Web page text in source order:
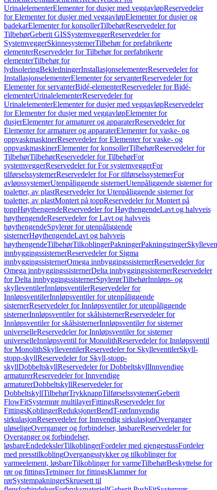
UrinalelementerElementer for dusjer med veggavløpReservedeler
for Elementer for dusjer med veggavløpElementer for dusjer og
badekarElementer for konsollerTilbehørReservedeler for
TilbehørGeberit GISSystemveggerReservedeler for
SystemveggerSkinnesystemerTilbehør for prefabrikerte
elementerReservedeler for Tilbehør for prefabrikerte
elementerTilbehør for
lydisoleringBekledningerInstallasjonselementerReservedeler for
InstallasjonselementerElementer for servanterReservedeler for
Elementer for servanterBidé-elementerReservedeler for Bidé-
elementerUrinalelementerReservedeler for
UrinalelementerElementer for dusjer med veggavløpReservedeler
for Elementer for dusjer med veggavløpElementer for
dusjerElementer for armaturer og apparaterReservedeler for
Elementer for armaturer og apparaterElementer for vaske- og
oppvaskmaskinerReservedeler for Elementer for vaske- og
oppvaskmaskinerElementer for konsollerTilbehørReservedeler for
TilbehørTilbehørReservedeler for TilbehørFor
systemveggerReservedeler for For systemveggerFor
tilførselssystemerReservedeler for For tilførselssystemerFor
avløpssystemerUtenpåliggende sisternerUtenpåliggende sisterner for
toaletter, av plastReservedeler for Utenpåliggende sisterner for
toaletter, av plastMontert på toppReservedeler for Montert på
toppHøythengendeReservedeler for HøythengendeLavt og halvveis
høythengendeReservedeler for Lavt og halvveis
høythengendeSpylerør for utenpåliggende
sisternerHøythengendeLavt og halvveis
høythengendeTilbehørTilkoblingerPakningerPakningsringer
innbyggingssisternerReservedeler for Sigma
innbyggingssisternerOmega innbyggingssisternerReservedeler for
Omega innbyggingssisternerDelta innbyggingssisternerReservedeler
for Delta innbyggingssisternerSpylerørTilbehørInnløps- og
skylleventilerInnløpsventilerReservedeler for
InnløpsventilerInnløpsventiler for utenpåliggende
sisternerReservedeler for Innløpsventiler for utenpåliggende
sisternerInnløpsventiler for skålsisternerReservedeler for
Innløpsventiler for skålsisternerInnløpsventiler for sisterner
universelleReservedeler for Innløpsventiler for sisterner
universelleInnløpsventil for MonolithReservedeler for Innløpsventil
for MonolithSkylleventilerReservedeler for SkylleventilerSkyll-
stopp-skyllReservedeler for Skyll-stopp-
skyllDobbeltskyllReservedeler for DobbeltskyllInnvendige
armaturerReservedeler for Innvendige
armaturerDobbeltskyllReservedeler for
DobbeltskyllTilbehørTrykknappTilførselssystemerGeberit
FlowFitSystemrør multilayerFittingsReservedeler for
FittingsKoblingerReduksjonerBendT-rørInnvendig
sirkulasjonReservedeler for Innvendig sirkulasjonOverganger
uløseligeOverganger og forbindelser, løsbareReservedeler for
Overganger og forbindelser,
løsbareEndedekslerTilkoblingerFordeler med gjengestussFordeler
med presstilkoblingOvergangsstykker og tilkoblinger for
varmeelement, løsbareTilkoblinger for varmeTilbehørBeskyttelse for
rør og fittingsTetninger for fittingsKlammer for
rørSystempakningerSkruesett til